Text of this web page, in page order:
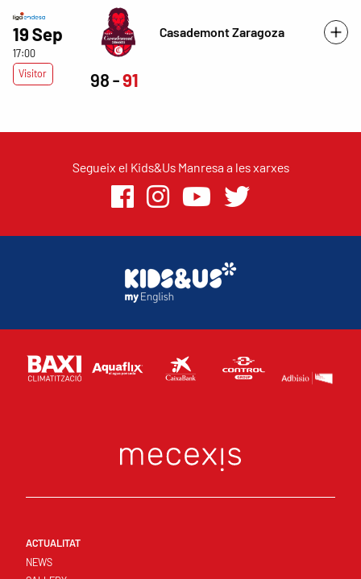
19 Sep
17:00
Visitor
Casademont Zaragoza
98 91
Segueix el Kids&Us Manresa a les xarxes
ACTUALITAT
NEWS